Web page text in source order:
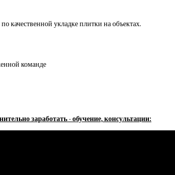
качественной укладке плитки на объектах.
команде
заработать - обучение, консультации: